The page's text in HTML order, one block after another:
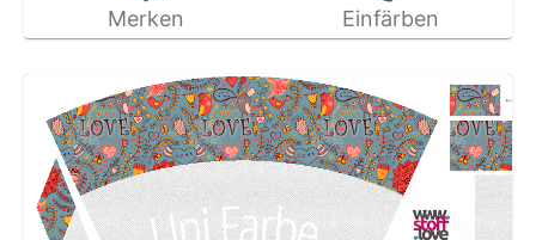
Merken Einfärben